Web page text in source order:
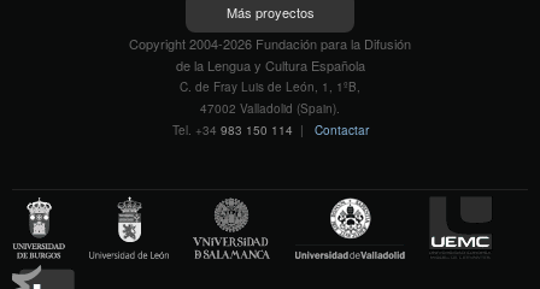
Más proyectos
Copyright 2004-2026 Fundación para la Difusión
de la Lengua y Cultura Española
C. de Fray Luis de León, 1, 1ºB,
47002 Valladolid (Spain).
Tel. +34 983 150 114 | Contactar